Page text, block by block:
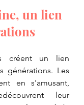
un lien
créent un lien
générations. Les
en s'amusant,
leur